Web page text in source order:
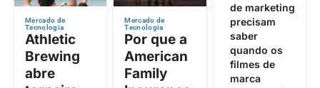
Mercado de
Tecnologia
Athletic
Brewing
abre
Mercado de
Tecnologia
Por que a
American
Family
de marketing
precisam
saber
quando os
filmes de
marca